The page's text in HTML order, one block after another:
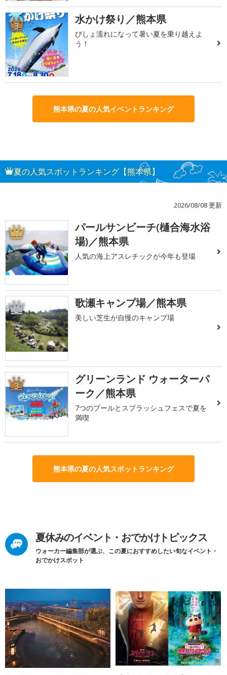
3 水かけ祭り／熊本県
びしょ濡れになって暑い夏を乗り越えよ
う！
熊本県の夏の人気イベントランキング
夏の人気スポットランキング【熊本県】
2026/08/08 更新
1
パールサンビーチ(樋合海水浴
場)／熊本県
人気の海上アスレチックが今年も登場
2 歌瀬キャンプ場／熊本県
美しい芝生が自慢のキャンプ場
3
グリーンランド ウォーターパ
ーク／熊本県
7つのプールとスプラッシュフェスで夏を
満喫
熊本県の夏の人気スポットランキング
夏休みのイベント・おでかけトピックス
ウォーカー編集部が選ぶ、この夏におすすめしたい旬なイベント・
おでかけスポット